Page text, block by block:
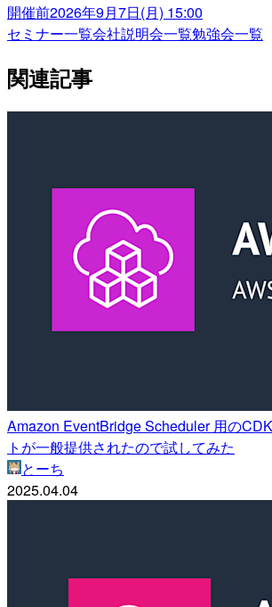
開催前2026年9月7日(月) 15:00
セミナー一覧会社説明会一覧勉強会一覧
関連記事
Amazon EventBridge Scheduler 用の
トが一般提供されたので試してみた
とーち
2025.04.04